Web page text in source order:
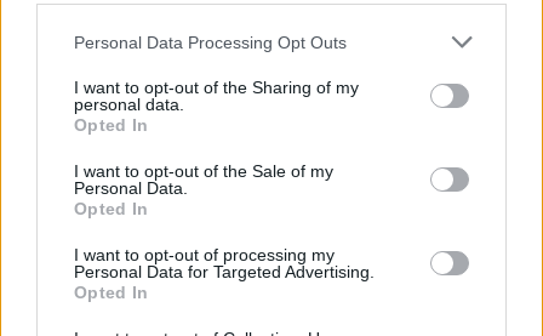
Please note that this website/app uses one or more Google
not limited to your visit or usage behaviour. You may click to
grant or deny consent to Google and its third-party tags to
use your data for below specified purposes in below Google
consent section.
Personal Data Processing Opt Outs
I want to opt-out of the Sharing of my
personal data.
Opted In
I want to opt-out of the Sale of my
Personal Data.
Opted In
I want to opt-out of processing my
Personal Data for Targeted Advertising.
Opted In
πόλης ήταν 20χλμ/ώρα, ενώ το 2019 ήταν μόλις
ταχύτητα ήταν 23 χλμ/ώρα το 2020, έναντι 25χλμ/
ώρα που ήταν το 2019. Μέσα στον αστικό ιστό ο
έναντι 13χλμ/ώρα που ήταν το 2019.
εταιρείας INRIX Inc,Bob Pishue,
επεσήμανε ότι
«η κίνηση στους δρόμους είναι ένας δείκτης στενά
συνδεδεμένος με την οικονομική δραστηριότητα και